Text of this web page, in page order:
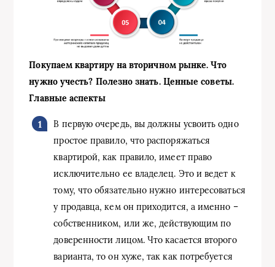
Покупаем квартиру на вторичном рынке. Что
нужно учесть? Полезно знать. Ценные советы.
Главные аспекты
В первую очередь, вы должны усвоить одно
простое правило, что распоряжаться
квартирой, как правило, имеет право
исключительно ее владелец. Это и ведет к
тому, что обязательно нужно интересоваться
у продавца, кем он приходится, а именно –
собственником, или же, действующим по
доверенности лицом. Что касается второго
варианта, то он хуже, так как потребуется